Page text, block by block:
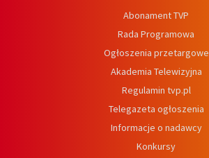
Abonament TVP
Rada Programowa
Ogłoszenia przetargowe
Akademia Telewizyjna
Regulamin tvp.pl
Telegazeta ogłoszenia
Informacje o nadawcy
Konkursy